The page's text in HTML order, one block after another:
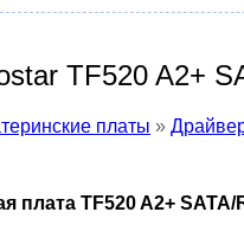
TF520 A2+
платы »
плата TF520 A2+